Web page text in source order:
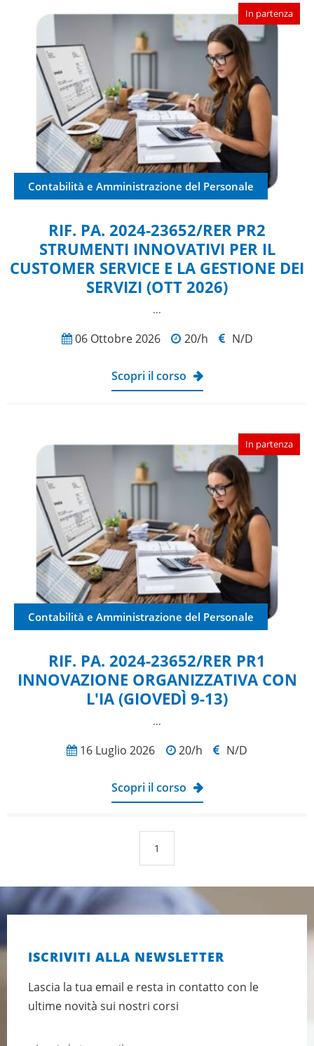
In partenza
Contabilità e Amministrazione del Personale
RIF. PA. 2024-23652/RER PR2
STRUMENTI INNOVATIVI PER IL
CUSTOMER SERVICE E LA GESTIONE DEI
SERVIZI (OTT 2026)
​...
06 Ottobre 2026 20/h N/D
Scopri il corso
In partenza
Contabilità e Amministrazione del Personale
RIF. PA. 2024-23652/RER PR1
INNOVAZIONE ORGANIZZATIVA CON
L'IA (GIOVEDÌ 9-13)
​...
16 Luglio 2026 20/h N/D
Scopri il corso
1
ISCRIVITI ALLA NEWSLETTER
Lascia la tua email e resta in contatto con le
ultime novità sui nostri corsi